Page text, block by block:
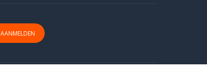
AANMELDEN